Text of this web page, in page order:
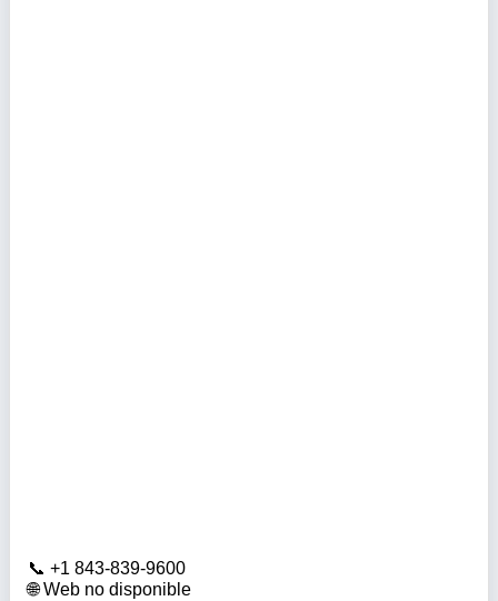
+1 843-839-9600
Web no disponible